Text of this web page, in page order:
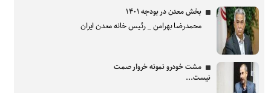
بخش معدن در بودجه ۱۴۰۱
محمدرضا بهرامن _ رئیس خانه معدن ایران
مشت خودرو نمونه خروار صمت
نیست...